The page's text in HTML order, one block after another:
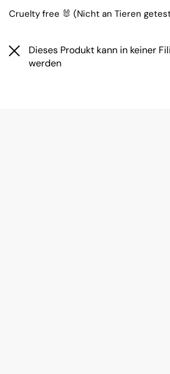
Cruelty free 🐰 (Nicht an Tieren
Dieses Produkt kann in keiner
werden